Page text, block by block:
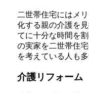
二世帯住宅にはメ
化する親の介護を
てに十分な時間を
の実家を二世帯住
を考えている人も
介護リフォーム